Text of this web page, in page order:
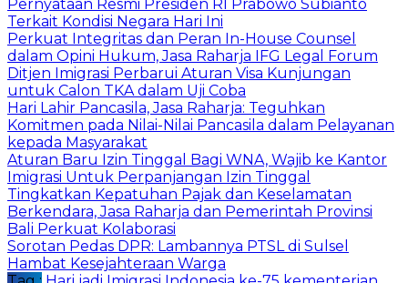
Pernyataan Resmi Presiden RI Prabowo Subianto
Terkait Kondisi Negara Hari Ini
Perkuat Integritas dan Peran In-House Counsel
dalam Opini Hukum, Jasa Raharja IFG Legal Forum
Ditjen Imigrasi Perbarui Aturan Visa Kunjungan
untuk Calon TKA dalam Uji Coba
Hari Lahir Pancasila, Jasa Raharja: Teguhkan
Komitmen pada Nilai-Nilai Pancasila dalam Pelayanan
kepada Masyarakat
Aturan Baru Izin Tinggal Bagi WNA, Wajib ke Kantor
Imigrasi Untuk Perpanjangan Izin Tinggal
Tingkatkan Kepatuhan Pajak dan Keselamatan
Berkendara, Jasa Raharja dan Pemerintah Provinsi
Bali Perkuat Kolaborasi
Sorotan Pedas DPR: Lambannya PTSL di Sulsel
Hambat Kesejahteraan Warga